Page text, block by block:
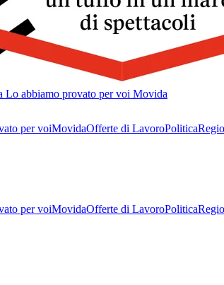
Lo abbiamo provato per voi Movida
per voiMovidaOfferte di LavoroPolitica
per voiMovidaOfferte di LavoroPolitica